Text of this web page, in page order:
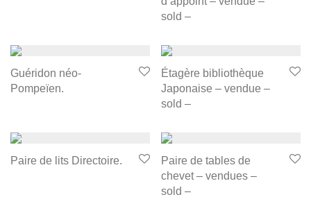
sold –
Guéridon néo-
Pompeïen.
Étagère bibliothèque
Japonaise – vendue –
sold –
Paire de lits Directoire.
Paire de tables de
chevet – vendues –
sold –